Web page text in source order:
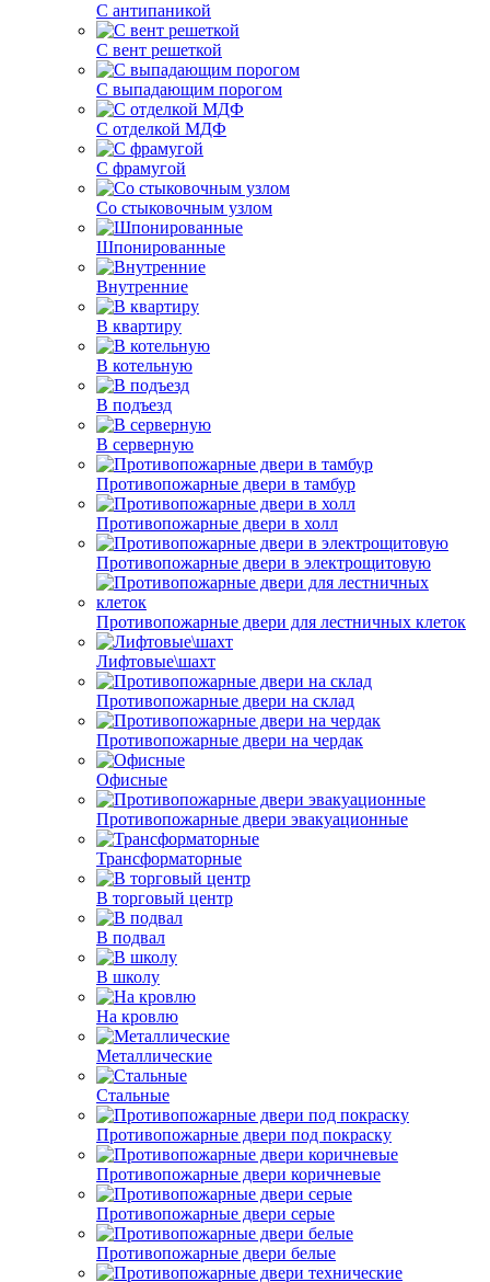
С антипаникой
С вент решеткой
С выпадающим порогом
С отделкой МДФ
С фрамугой
Со стыковочным узлом
Шпонированные
Внутренние
В квартиру
В котельную
В подъезд
В серверную
Противопожарные двери в тамбур
Противопожарные двери в холл
Противопожарные двери в электрощитовую
Противопожарные двери для лестничных клеток
Лифтовые\шахт
Противопожарные двери на склад
Противопожарные двери на чердак
Офисные
Противопожарные двери эвакуационные
Трансформаторные
В торговый центр
В подвал
В школу
На кровлю
Металлические
Стальные
Противопожарные двери под покраску
Противопожарные двери коричневые
Противопожарные двери серые
Противопожарные двери белые